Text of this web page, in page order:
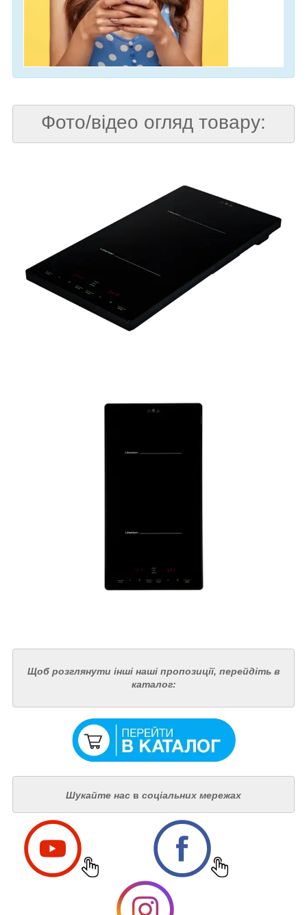
Фото/відео огляд товару:
Щоб розглянути інші наші пропозиції, перейдіть в
каталог:
Шукайте нас в соціальних мережах